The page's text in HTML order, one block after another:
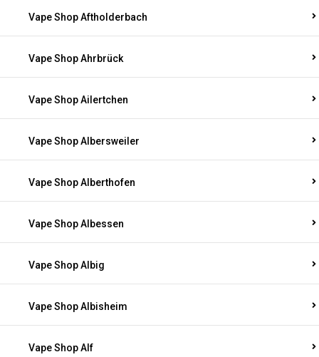
Vape Shop Aftholderbach
Vape Shop Ahrbrück
Vape Shop Ailertchen
Vape Shop Albersweiler
Vape Shop Alberthofen
Vape Shop Albessen
Vape Shop Albig
Vape Shop Albisheim
Vape Shop Alf